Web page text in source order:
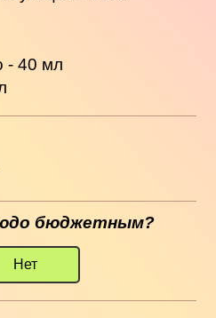
- 40 мл
бюджетным?
Нет